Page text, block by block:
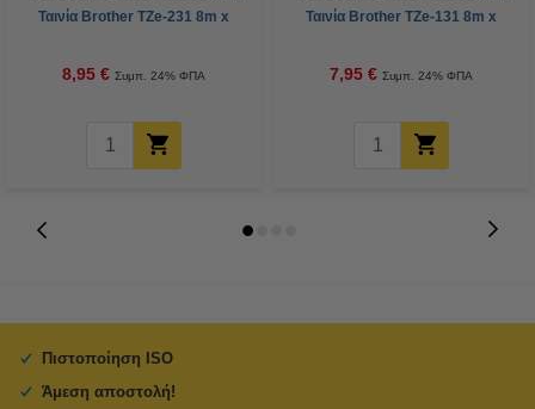
Ταινία Brother TZe-231 8m x
8,95 € Συμπ. 24% ΦΠΑ
Ταινία Brother TZe-131 8m x
7,95 € Συμπ. 24% ΦΠΑ
Πιστοποίηση ISO
Άμεση αποστολή!